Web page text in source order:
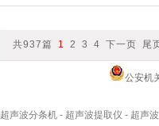
共937篇 1 2 3 4 下一页 尾
公安机
超声波分条机 - 超声波提取仪 - 超声